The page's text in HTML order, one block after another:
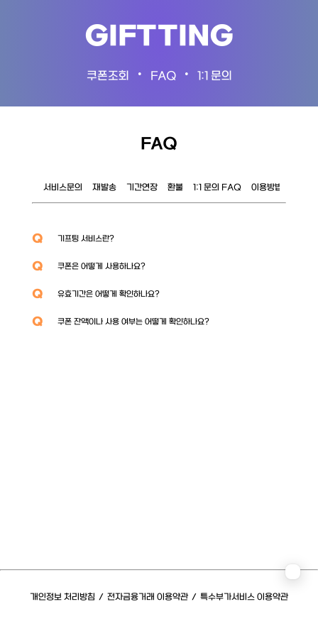
GIFTTING
쿠폰조회 • FAQ • 1:1 문의
FAQ
서비스문의 재발송 기간연장 환불 1:1 문의 FAQ 이용방법
Q 기프팅 서비스란?
Q 쿠폰은 어떻게 사용하나요?
Q 유효기간은 어떻게 확인하나요?
Q 쿠폰 잔액이나 사용 여부는 어떻게 확인하나요?
개인정보 처리방침 / 전자금융거래 이용약관 / 특수부가서비스 이용약관